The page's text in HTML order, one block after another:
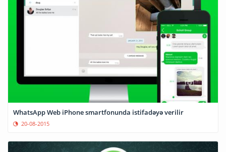
WhatsApp Web iPhone smartfonunda istifadəyə verilir
20-08-2015